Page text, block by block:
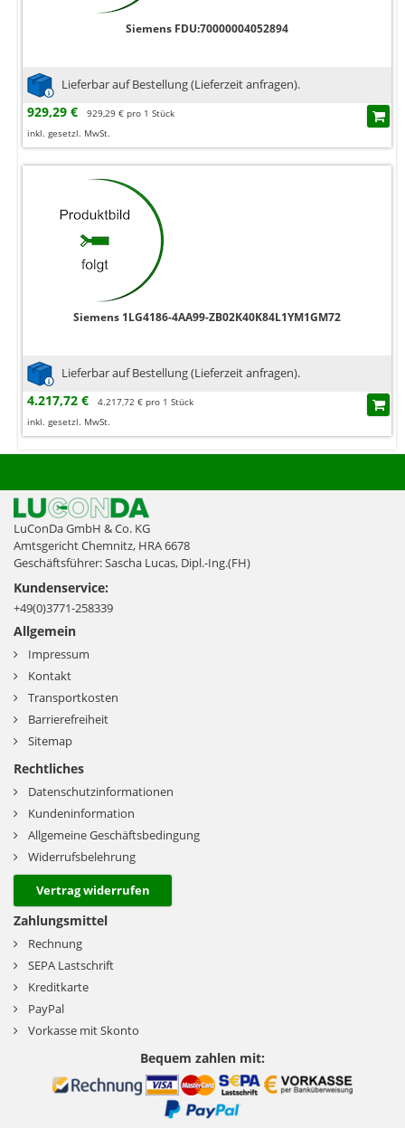
Siemens FDU:70000004052894
Lieferbar auf Bestellung (Lieferzeit anfragen).
929,29 €
929,29 € pro 1 Stück
inkl. gesetzl. MwSt.
Siemens 1LG4186-4AA99-ZB02K40K84L1YM1GM72
Lieferbar auf Bestellung (Lieferzeit anfragen).
4.217,72 €
4.217,72 € pro 1 Stück
inkl. gesetzl. MwSt.
LuConDa GmbH & Co. KG
Amtsgericht Chemnitz, HRA 6678
Geschäftsführer: Sascha Lucas, Dipl.-Ing.(FH)
Kundenservice:
+49(0)3771-258339
Allgemein
Impressum
Kontakt
Transportkosten
Barrierefreiheit
Sitemap
Rechtliches
Datenschutzinformationen
Kundeninformation
Allgemeine Geschäftsbedingung
Widerrufsbelehrung
Vertrag widerrufen
Zahlungsmittel
Rechnung
SEPA Lastschrift
Kreditkarte
PayPal
Vorkasse mit Skonto
Bequem zahlen mit: